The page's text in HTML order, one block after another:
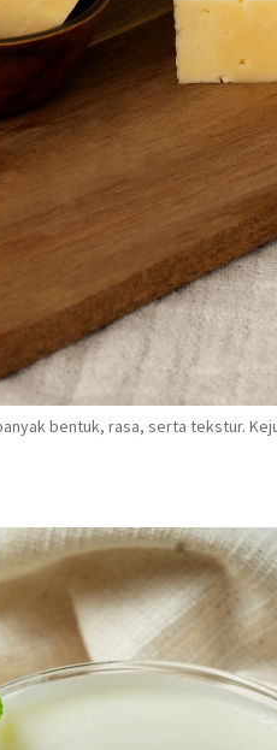
bentuk, rasa, serta tekstur.